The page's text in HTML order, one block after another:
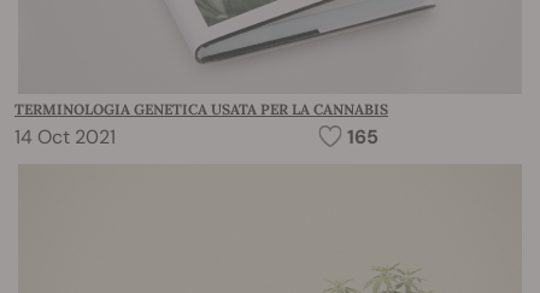
TERMINOLOGIA GENETICA USATA PER LA CANNABIS
14 Oct 2021 165